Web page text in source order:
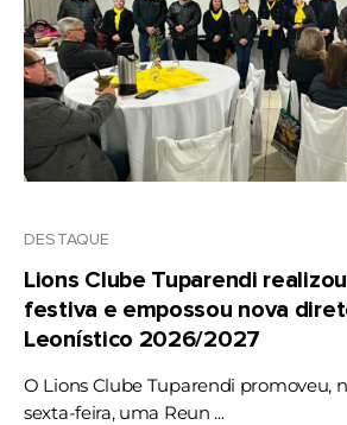
DESTAQUE
Lions Clube Tuparendi
festiva e empossou nova
Leonístico 2026/2027
O Lions Clube Tuparendi promoveu,
sexta-feira, uma Reun ...